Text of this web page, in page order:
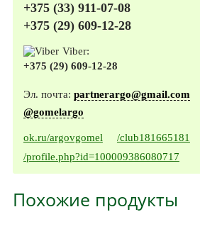
+375 (33) 911-07-08
+375 (29) 609-12-28
Viber:
+375 (29) 609-12-28
Эл. почта: partnerargo@gmail.com
@gomelargo
ok.ru/argovgomel
/club181665181
/profile.php?id=100009386080717
Похожие продукты